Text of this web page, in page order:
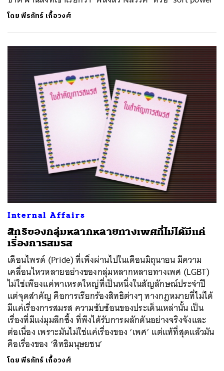
โดยพีรภัทร์ เกื้อวงศ์
Internal Affairs
สิทธิของกลุ่มหลากหลายทางเพศที่ไม่ได้มีแค่
เรื่องการสมรส
เดือนไพรด์ (Pride) ที่เพิ่งผ่านไปในเดือนมิถุนายน มีความ
เคลื่อนไหวหลายอย่างของกลุ่มหลากหลายทางเพศ (LGBT)
ไม่ใช่เพียงแค่พาเหรดใหญ่ที่เป็นหนึ่งในสัญลักษณ์ประจำปี
แต่จุดสำคัญ คือการเรียกร้องสิทธิต่างๆ ทางกฎหมายที่ไม่ได้
มีแค่เรื่องการสมรส ความซับซ้อนของประเด็นเหล่านั้น เป็น
เรื่องที่มีแง่มุมลึกซึ้ง ที่พึงได้รับการผลักดันอย่างจริงจังและ
ต่อเนื่อง เพราะมันไม่ใช่แค่เรื่องของ ‘เพศ’ แต่แท้ที่สุดแล้วมัน
คือเรื่องของ ‘สิทธิมนุษยชน’
โดยพีรภัทร์ เกื้อวงศ์
ค้นหา
SHARE